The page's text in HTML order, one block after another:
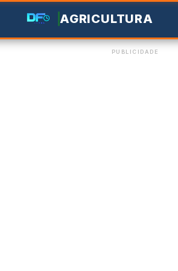
AGRICULTURA
PUBLICIDADE